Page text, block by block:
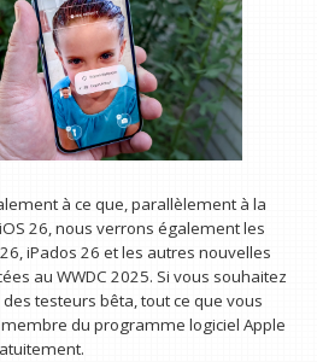
à ce que, parallèlement à la
26, nous verrons également les
iPados 26 et les autres nouvelles
au WWDC 2025. Si vous souhaitez
testeurs bêta, tout ce que vous
du programme logiciel Apple